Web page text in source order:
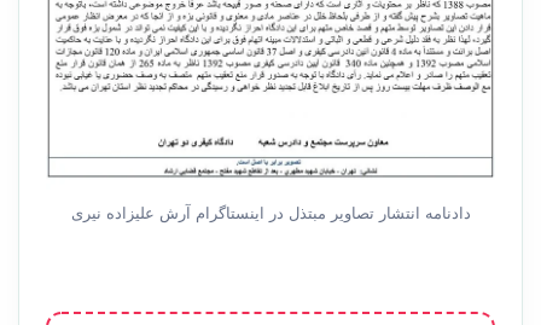
دادنامه انتشار تصاویر مبتذل در اینستاگرام آرش علیزاده نیری